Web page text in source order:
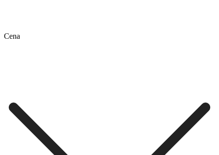
Cena